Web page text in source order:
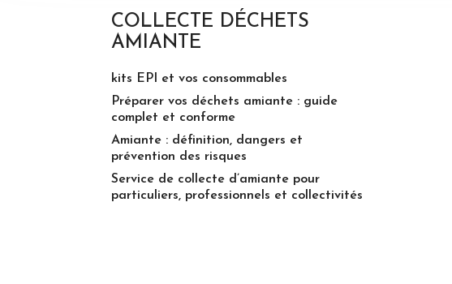
COLLECTE DÉCHETS
AMIANTE
kits EPI et vos consommables
Préparer vos déchets amiante : guide
complet et conforme
Amiante : définition, dangers et
prévention des risques
Service de collecte d’amiante pour
particuliers, professionnels et collectivités